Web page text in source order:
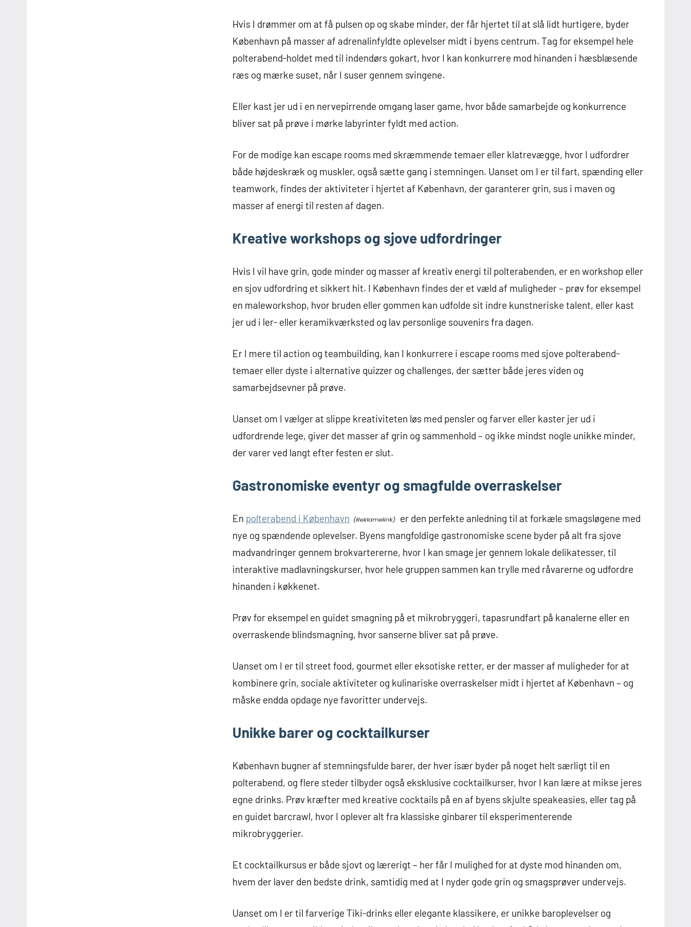
Hvis I drømmer om at få pulsen op og skabe minder, der får hjertet til at slå lidt hurtigere, byder
København på masser af adrenalinfyldte oplevelser midt i byens centrum. Tag for eksempel hele
polterabend-holdet med til indendørs gokart, hvor I kan konkurrere mod hinanden i hæsblæsende
ræs og mærke suset, når I suser gennem svingene.
Eller kast jer ud i en nervepirrende omgang laser game, hvor både samarbejde og konkurrence
bliver sat på prøve i mørke labyrinter fyldt med action.
For de modige kan escape rooms med skræmmende temaer eller klatrevægge, hvor I udfordrer
både højdeskræk og muskler, også sætte gang i stemningen. Uanset om I er til fart, spænding eller
teamwork, findes der aktiviteter i hjertet af København, der garanterer grin, sus i maven og
masser af energi til resten af dagen.
Kreative workshops og sjove udfordringer
Hvis I vil have grin, gode minder og masser af kreativ energi til polterabenden, er en workshop eller
en sjov udfordring et sikkert hit. I København findes der et væld af muligheder – prøv for eksempel
en maleworkshop, hvor bruden eller gommen kan udfolde sit indre kunstneriske talent, eller kast
jer ud i ler- eller keramikværksted og lav personlige souvenirs fra dagen.
Er I mere til action og teambuilding, kan I konkurrere i escape rooms med sjove polterabend-
temaer eller dyste i alternative quizzer og challenges, der sætter både jeres viden og
samarbejdsevner på prøve.
Uanset om I vælger at slippe kreativiteten løs med pensler og farver eller kaster jer ud i
udfordrende lege, giver det masser af grin og sammenhold – og ikke mindst nogle unikke minder,
der varer ved langt efter festen er slut.
Gastronomiske eventyr og smagfulde overraskelser
En polterabend i København
er den perfekte anledning til at forkæle smagsløgene med
nye og spændende oplevelser. Byens mangfoldige gastronomiske scene byder på alt fra sjove
madvandringer gennem brokvartererne, hvor I kan smage jer gennem lokale delikatesser, til
interaktive madlavningskurser, hvor hele gruppen sammen kan trylle med råvarerne og udfordre
hinanden i køkkenet.
Prøv for eksempel en guidet smagning på et mikrobryggeri, tapasrundfart på kanalerne eller en
overraskende blindsmagning, hvor sanserne bliver sat på prøve.
Uanset om I er til street food, gourmet eller eksotiske retter, er der masser af muligheder for at
kombinere grin, sociale aktiviteter og kulinariske overraskelser midt i hjertet af København – og
måske endda opdage nye favoritter undervejs.
Unikke barer og cocktailkurser
København bugner af stemningsfulde barer, der hver især byder på noget helt særligt til en
polterabend, og flere steder tilbyder også eksklusive cocktailkurser, hvor I kan lære at mikse jeres
egne drinks. Prøv kræfter med kreative cocktails på en af byens skjulte speakeasies, eller tag på
en guidet barcrawl, hvor I oplever alt fra klassiske ginbarer til eksperimenterende
mikrobryggerier.
Et cocktailkursus er både sjovt og lærerigt – her får I mulighed for at dyste mod hinanden om,
hvem der laver den bedste drink, samtidig med at I nyder gode grin og smagsprøver undervejs.
Uanset om I er til farverige Tiki-drinks eller elegante klassikere, er unikke baroplevelser og